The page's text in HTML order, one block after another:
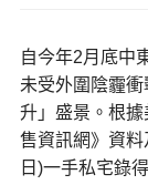
自今年2月底中
未受外圍陰霾
升」盛景。根
售資訊網》資
日)一手私宅錄